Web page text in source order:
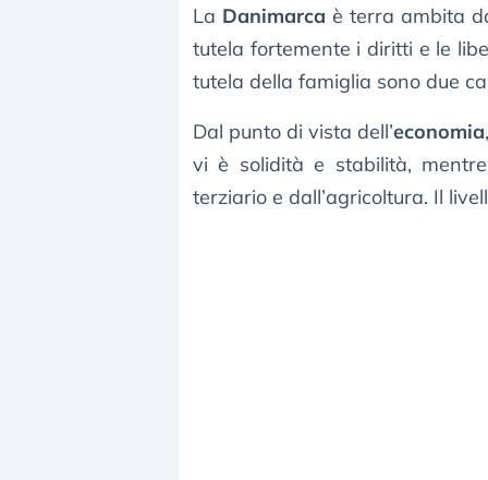
La Danimarca è terra ambita
tutela fortemente i diritti e le
tutela della famiglia sono due
Dal punto di vista dell’economia
vi è solidità e stabilità,
terziario e dall’agricoltura. Il